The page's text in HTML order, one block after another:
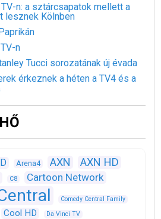
n: a sztárcsapatok mellett a
lesznek Kölnben
n
Tucci sorozatának új évada
érkeznek a héten a TV4 és a
Arena4 AXN AXN HD
C8 Cartoon Network
Comedy Central Family
Cool HD Da Vinci TV